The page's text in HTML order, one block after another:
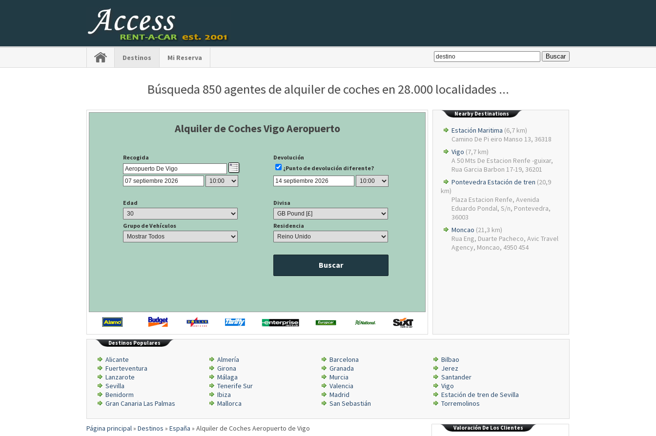
Destinos Mi Reserva
Búsqueda 850 agentes de alquiler de coches en 28.000 localidades ...
Alquiler de Coches Vigo Aeropuerto
Recogida
Devolución
¿Punto de devolución diferente?
Edad Divisa
Grupo de Vehículos Residencia
Buscar
Nearby Destinations
Estación Maritima (6,7 km)
Camino De Pi eiro Manso 13, 36318
Vigo (7,7 km)
A 50 Mts De Estacion Renfe -guixar,
Rua Garcia Barbon 17-19, 36201
Pontevedra Estación de tren (20,9
km)
Plaza Estacion Renfe, Avenida
Eduardo Pondal, S/n, Pontevedra,
36003
Moncao (21,3 km)
Rua Eng, Duarte Pacheco, Avic Travel
Agency, Moncao, 4950 454
Destinos Populares
Alicante Almería Barcelona
Bilbao
Fuerteventura
Girona Granada
Jerez
Lanzarote
Málaga Murcia
Santander
Sevilla
Tenerife Sur Valencia
Vigo
Benidorm
Ibiza Madrid
Estación de tren de Sevilla
Gran Canaria Las Palmas
Mallorca San Sebastián Torremolinos
Página principal» Destinos » España » Alquiler de Coches Aeropuerto de Vigo Valoración De Los Clientes